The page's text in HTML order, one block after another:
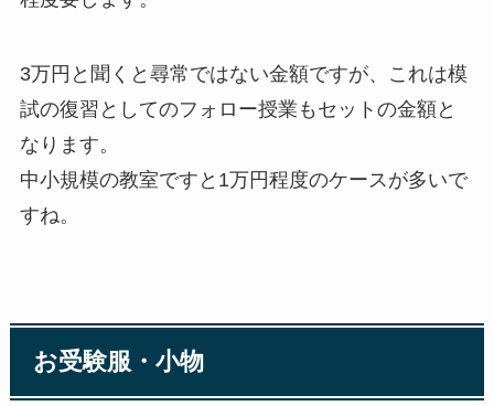
3万円と聞くと尋常ではない金額ですが、これは模
試の復習としてのフォロー授業もセットの金額と
なります。
中小規模の教室ですと1万円程度のケースが多いで
すね。
お受験服・小物